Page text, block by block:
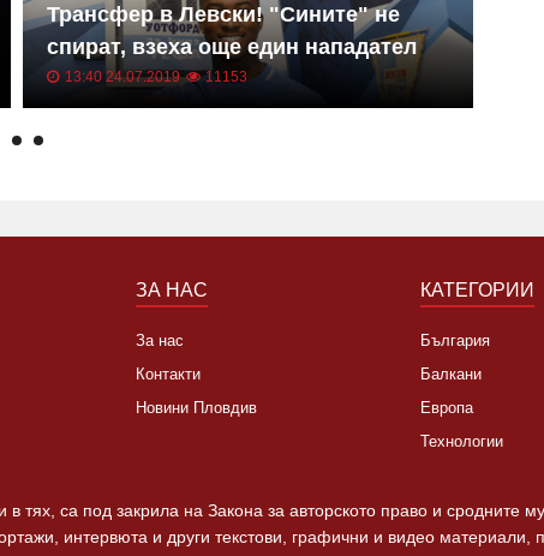
Трансфер в Левски! "Сините" не
спират, взеха още един нападател
13:40 24.07.2019 11153
ЗА НАС
За нас
Контакти
Новини Пловдив
КАТЕГОРИИ
България
Балкани
Европа
Технологии
тях, са под закрила на Закона за авторското право и сродните
интервюта и други текстови, графични и видео материали,